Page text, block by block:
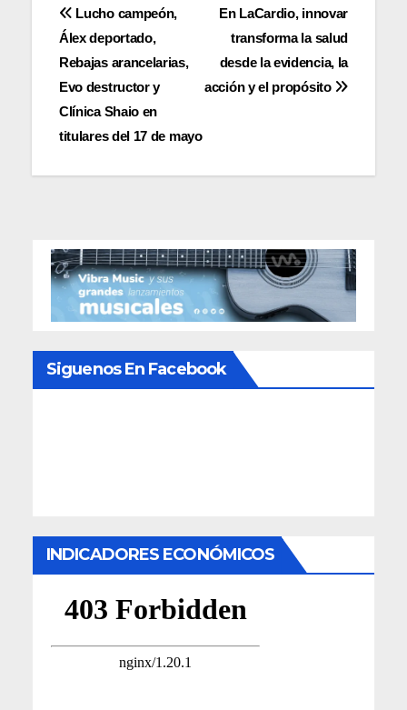
Navegación
de
entradas
En LaCardio, innovar
transforma la salud
desde la evidencia, la
acción y el propósito
Lucho campeón,
Álex deportado,
Rebajas arancelarias,
Evo destructor y
Clínica Shaio en
titulares del 17 de mayo
Siguenos En Facebook
INDICADORES ECONÓMICOS